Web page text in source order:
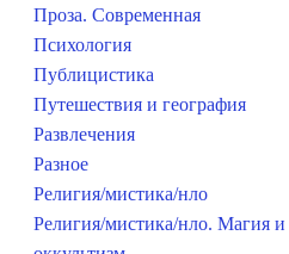
Проза. Современная
Психология
Публицистика
Путешествия и география
Развлечения
Разное
Религия/мистика/нло
Религия/мистика/нло. Магия и